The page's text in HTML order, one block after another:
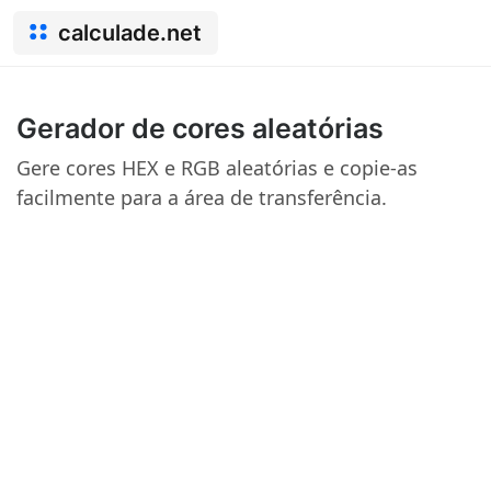
calculade.net
Gerador de cores aleatórias
Gere cores HEX e RGB aleatórias e copie-as
facilmente para a área de transferência.